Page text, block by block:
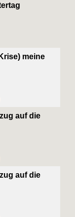
meine
auf die
auf die